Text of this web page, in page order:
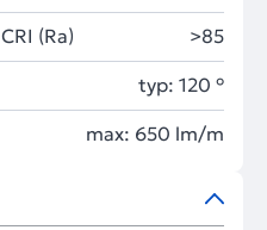
(Ra) >85
typ: 120 °
max: 650 lm/m